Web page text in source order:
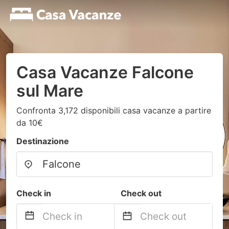
Casa Vacanze Falcone
sul Mare
Confronta 3,172 disponibili casa vacanze a partire
da 10€
Destinazione
Check in Check out